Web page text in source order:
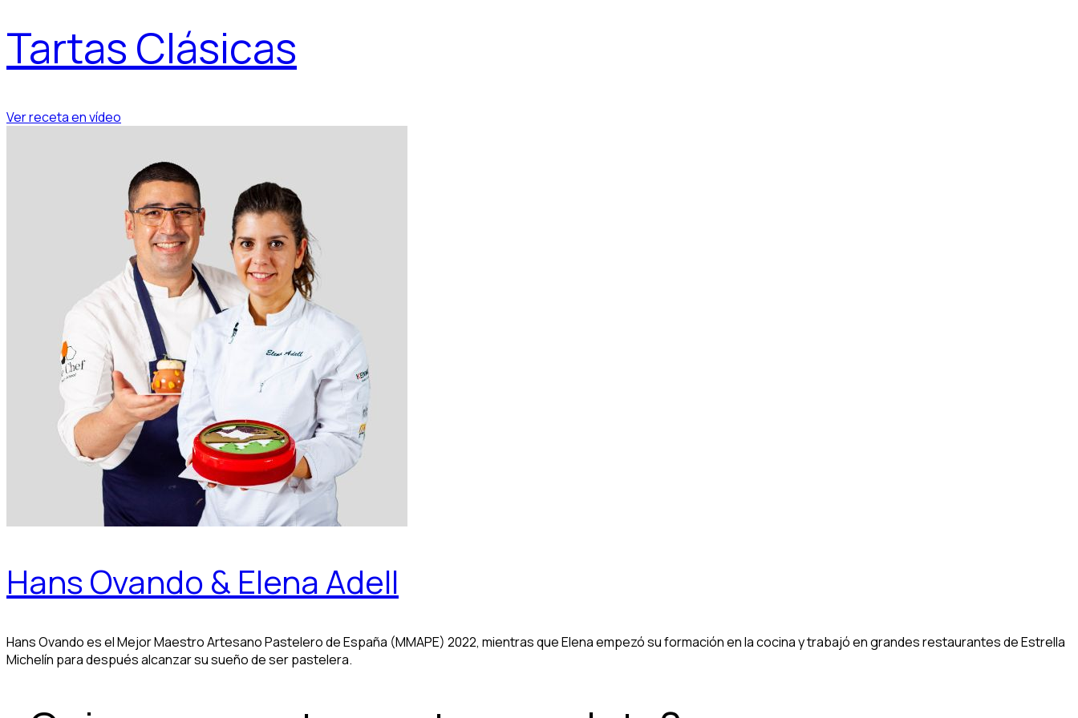
Tartas Clásicas
Ver receta en vídeo
Hans Ovando & Elena Adell
Hans Ovando es el Mejor Maestro Artesano Pastelero de España (MMAPE) 2022, mientras que Elena empezó su formación en la cocina y trabajó en grandes restaurantes de Estrella
Michelín para después alcanzar su sueño de ser pastelera.